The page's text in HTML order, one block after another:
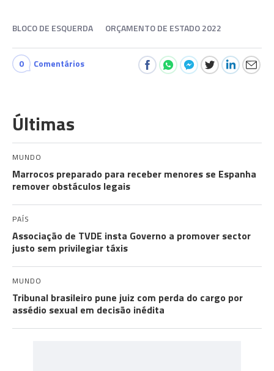
BLOCO DE ESQUERDA ORÇAMENTO DE ESTADO 2022
0 Comentários
Últimas
MUNDO
Marrocos preparado para receber menores se Espanha
remover obstáculos legais
PAÍS
Associação de TVDE insta Governo a promover sector
justo sem privilegiar táxis
MUNDO
Tribunal brasileiro pune juiz com perda do cargo por
assédio sexual em decisão inédita